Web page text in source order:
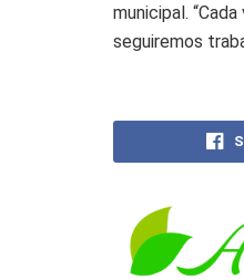
municipal.
seguiremos